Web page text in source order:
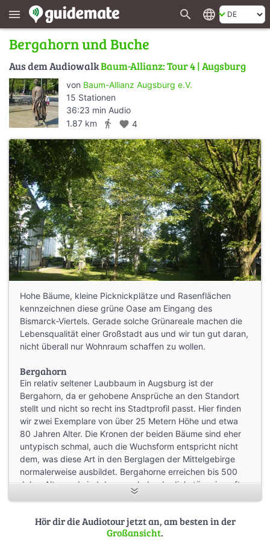
menu search language
Bergahorn und Buche
Aus dem AudiowalkBaum-Allianz: Tour 4 | Augsburg
von Baum-Allianz Augsburg e.V.
15 Stationen
36:23 min Audio
1.87 km
directions_walk favorite 4
Hohe Bäume, kleine Picknickplätze und Rasenflächen
kennzeichnen diese grüne Oase am Eingang des
Bismarck-Viertels. Gerade solche Grünareale machen die
Lebensqualität einer Großstadt aus und wir tun gut daran,
nicht überall nur Wohnraum schaffen zu wollen.
Bergahorn
Ein relativ seltener Laubbaum in Augsburg ist der
Bergahorn, da er gehobene Ansprüche an den Standort
stellt und nicht so recht ins Stadtprofil passt. Hier finden
wir zwei Exemplare von über 25 Metern Höhe und etwa
80 Jahren Alter. Die Kronen der beiden Bäume sind eher
untypisch schmal, auch die Wuchsform entspricht nicht
dem, was diese Art in den Berglagen der Mittelgebirge
normalerweise ausbildet. Bergahorne erreichen bis 500
Jahre Alter und sind dann ausladende dickstämmige oft
mit Doppelstämmen versehene Baumgestalten – eine
behagt ihnen nicht. Sie sind Individualisten mit sturer
Hör dir die Audiotour jetzt an, am besten in der
Großansicht.